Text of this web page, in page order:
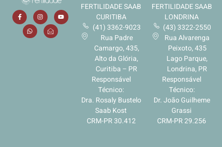
I
n
t
e
r
e
s
s
e
*
FERTILIDADE SAAB
CURITIBA
(41) 3362-9023
Rua Padre
Camargo, 435,
Alto da Glória,
Curitiba – PR
Responsável
Técnico:
Dra. Rosaly Bustelo
Saab Kost
CRM-PR 30.412
FERTILIDADE SAAB
LONDRINA
(43) 3322-2550
Rua Alvarenga
Peixoto, 435
Lago Parque,
Londrina, PR
Responsável
Técnico:
Dr. João Guilheme
Grassi
CRM-PR 29.256